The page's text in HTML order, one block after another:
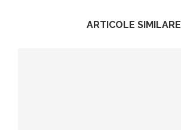
ARTICOLE SIMILARE